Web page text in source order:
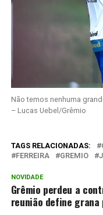
Não temos nenhuma
– Lucas Uebel/Grêmio
TAGS RELACIONADAS:
FERREIRA
GREMIO
NOVIDADE
Grêmio perdeu a
reunião define